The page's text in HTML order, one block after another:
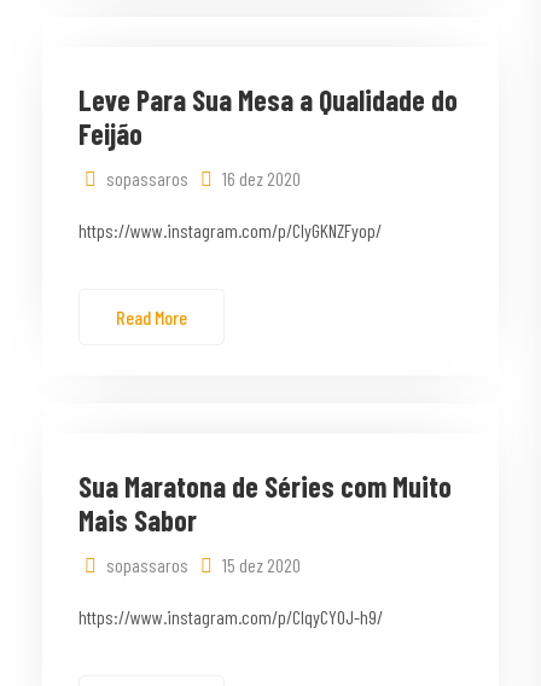
Leve Para Sua Mesa a Qualidade do
Feijão
sopassaros 16 dez 2020
https://www.instagram.com/p/CIyGKNZFyop/
Read More
Sua Maratona de Séries com Muito
Mais Sabor
sopassaros 15 dez 2020
https://www.instagram.com/p/CIqyCY0J-h9/